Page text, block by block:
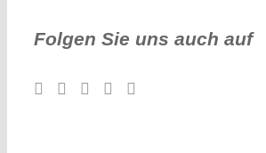
Folgen Sie uns auch auf